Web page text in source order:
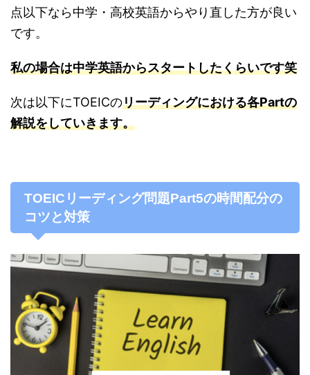
点以下なら中学・高校英語からやり直した方が良い
です。
私の場合は中学英語からスタートしたくらいです笑
次は以下にTOEICのリーディングにおける各Partの
解説をしていきます。
TOEICリーディング問題Part5の時間配分の
コツと対策